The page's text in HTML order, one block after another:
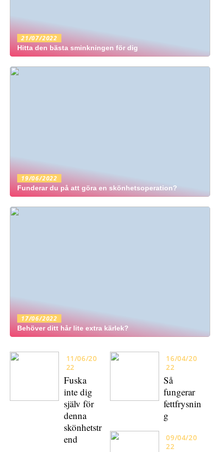
21/07/2022
Hitta den bästa sminkningen för dig
19/06/2022
Funderar du på att göra en skönhetsoperation?
17/06/2022
Behöver ditt hår lite extra kärlek?
11/06/20
22
Fuska
inte dig
själv för
denna
skönhetstr
end
16/04/20
22
Så
fungerar
fettfrysnin
g
09/04/20
22